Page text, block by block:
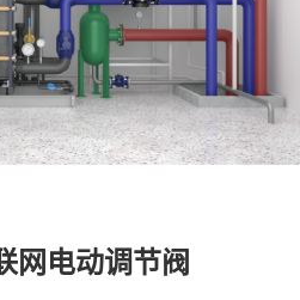
网电动调节阀